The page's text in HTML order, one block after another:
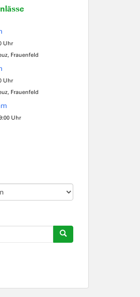
Uhr
Frauenfeld
Uhr
Frauenfeld
Uhr